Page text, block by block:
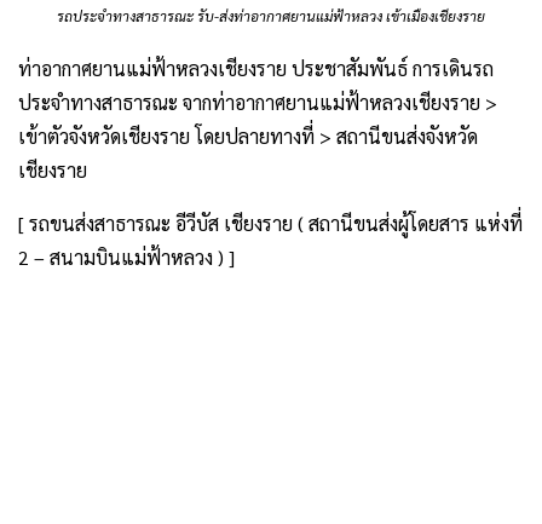
รถประจำทางสาธารณะ รับ-ส่งท่าอากาศยานแม่ฟ้าหลวง เข้าเมืองเชียงราย
ท่าอากาศยานแม่ฟ้าหลวงเชียงราย ประชาสัมพันธ์ การเดินรถ
ประจำทางสาธารณะ จากท่าอากาศยานแม่ฟ้าหลวงเชียงราย >
เข้าตัวจังหวัดเชียงราย โดยปลายทางที่ > สถานีขนส่งจังหวัด
เชียงราย
[ รถขนส่งสาธารณะ อีวีบัส เชียงราย ( สถานีขนส่งผู้โดยสาร แห่งที่
2 – สนามบินแม่ฟ้าหลวง ) ]